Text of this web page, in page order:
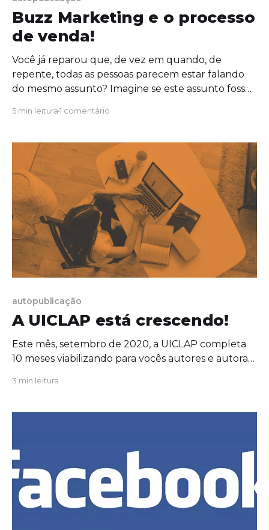
Buzz Marketing e o processo
de venda!
Você já reparou que, de vez em quando, de
repente, todas as pessoas parecem estar falando
do mesmo assunto? Imagine se este assunto fosse
torno do cafezinho,
5 min leitura1 comentário
autopublicação
A UICLAP está crescendo!
Este mês, setembro de 2020, a UICLAP completa
10 meses viabilizando para vocês autores e autoras
São 10 meses de muita dedicação e trabalho para
muitos autores (as) que vêem na
3 min leitura